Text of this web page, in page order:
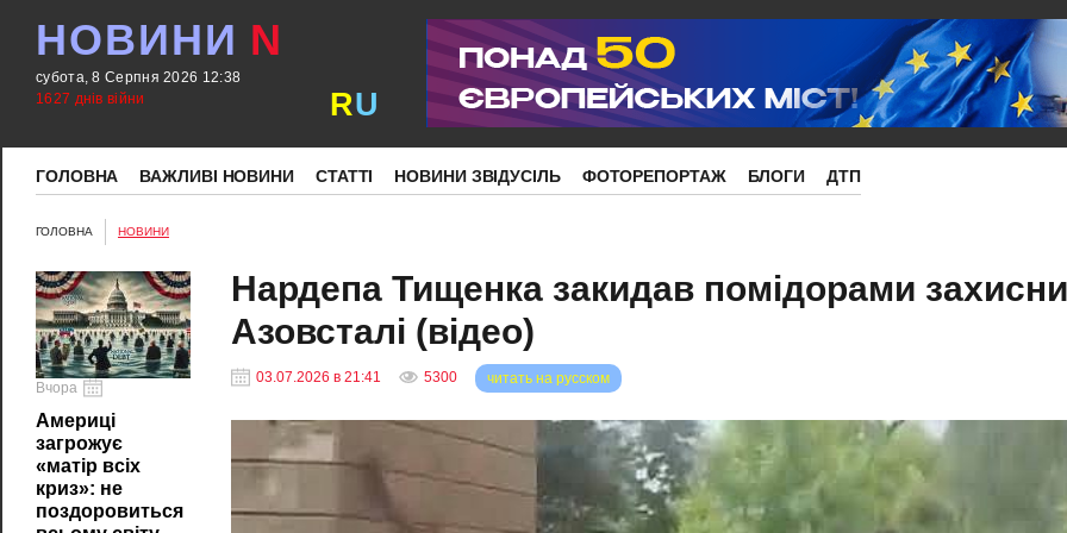
НОВИНИ N
субота, 8 Серпня 2026 12:38
1627 днів війни
RU
ГОЛОВНА ВАЖЛИВІ НОВИНИ СТАТТІ НОВИНИ ЗВІДУСІЛЬ ФОТОРЕПОРТАЖ БЛОГИ ДТП
ГОЛОВНА НОВИНИ
Вчора
Америці
загрожує
«матір всіх
криз»: не
поздоровиться
Нардепа Тищенка закидав помідорами
Азовсталі (відео)
03.07.2026 в 21:41 5300 читать на русском